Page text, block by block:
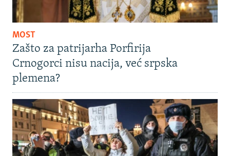
MOST
Zašto za patrijarha Porfirija
Crnogorci nisu nacija, već srpska
plemena?